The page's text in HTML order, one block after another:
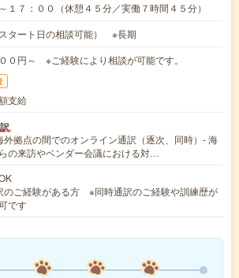
１７：００（休憩４５分／実働７時間４５分）
タート日の相談可能） ※長期
０円～ ※ご経験により相談が可能です。
支給
外拠点の間でのオンライン通訳（逐次、同時）- 海
の来訪やベンダー会議における対…
のご経験がある方 ※同時通訳のご経験や訓練歴が
です